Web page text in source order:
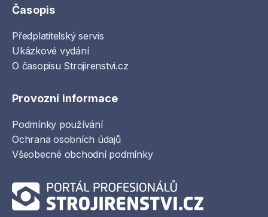
Časopis
Předplatitelský servis
Ukázkové vydání
O časopisu Strojirenstvi.cz
Provozní informace
Podmínky používání
Ochrana osobních údajů
Všeobecné obchodní podmínky